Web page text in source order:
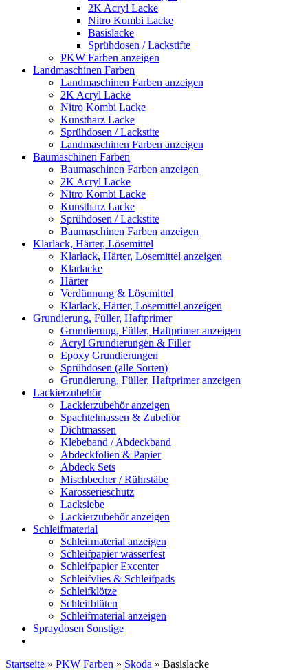
2K Acryl Lacke
Nitro Kombi Lacke
Basislacke
Sprühdosen / Lackstifte
PKW Farben anzeigen
Landmaschinen Farben
Landmaschinen Farben anzeigen
2K Acryl Lacke
Nitro Kombi Lacke
Kunstharz Lacke
Sprühdosen / Lackstite
Landmaschinen Farben anzeigen
Baumaschinen Farben
Baumaschinen Farben anzeigen
2K Acryl Lacke
Nitro Kombi Lacke
Kunstharz Lacke
Sprühdosen / Lackstite
Baumaschinen Farben anzeigen
Klarlack, Härter, Lösemittel
Klarlack, Härter, Lösemittel anzeigen
Klarlacke
Härter
Verdünnung & Lösemittel
Klarlack, Härter, Lösemittel anzeigen
Grundierung, Füller, Haftprimer
Grundierung, Füller, Haftprimer anzeigen
Acryl Grundierungen & Filler
Epoxy Grundierungen
Sprühdosen (alle Sorten)
Grundierung, Füller, Haftprimer anzeigen
Lackierzubehör
Lackierzubehör anzeigen
Spachtelmassen & Zubehör
Dichtmassen
Klebeband / Abdeckband
Abdeckfolien & Papier
Abdeck Sets
Mischbecher / Rührstäbe
Karosserieschutz
Lacksiebe
Lackierzubehör anzeigen
Schleifmaterial
Schleifmaterial anzeigen
Schleifpapier wasserfest
Schleifpapier Excenter
Schleifvlies & Schleifpads
Schleifklötze
Schleifblüten
Schleifmaterial anzeigen
Spraydosen Sonstige
Startseite » PKW Farben » Skoda » Basislacke